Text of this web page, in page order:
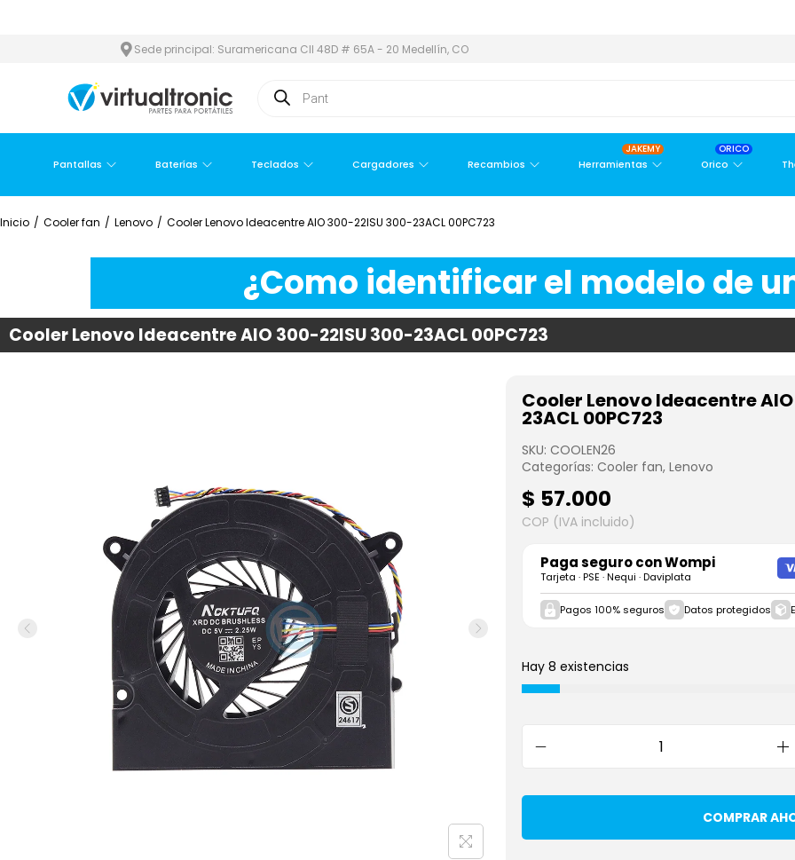
Sede principal: Suramericana Cll 48D # 65A - 20 Medellín, CO
Pantallas Baterías Teclados Cargadores Recambios Herramientas
JAKEMY
Orico
ORICO
Inicio / Cooler fan / Lenovo / Cooler Lenovo Ideacentre AIO 300-22ISU 300-23ACL 00PC723
¿Como identificar el modelo de
Cooler Lenovo Ideacentre AIO 300-22ISU 300-23ACL 00PC723
Cooler Lenovo Ideacentre
23ACL 00PC723
SKU: COOLEN26
Categorías: Cooler fan, Lenovo
$ 57.000
COP (IVA incluido)
Paga seguro conWompi
Tarjeta · PSE · Nequi · Daviplata
Pagos 100% seguros Datos protegidos
Hay 8 existencias
COMPRAR